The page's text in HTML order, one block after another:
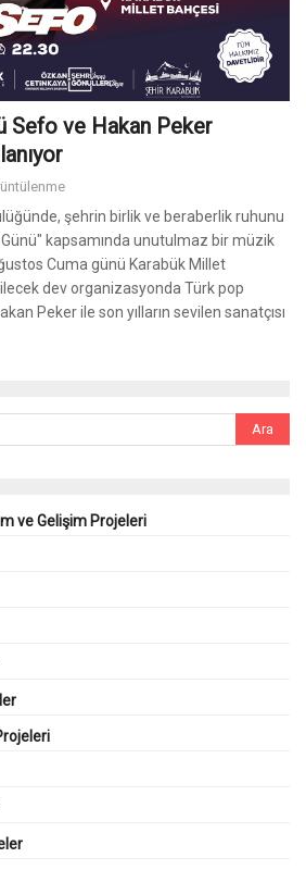
Sefo ve Hakan Peker
şehrin birlik ve beraberlik ruhunu
kapsamında unutulmaz bir müzik
Cuma günü Karabük Millet
dev organizasyonda Türk pop
Peker ile son yılların sevilen sanatçısı
ve Gelişim Projeleri